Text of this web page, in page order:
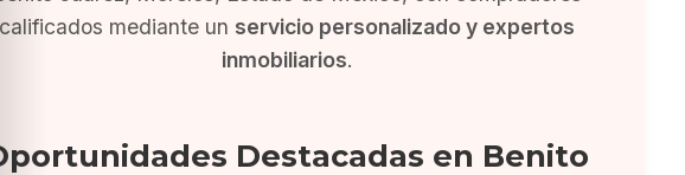
calificados mediante un servicio personalizado y expertos
inmobiliarios.
Destacadas en Benito